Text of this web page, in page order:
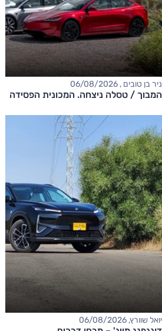
ניר בן טובים , 06/08/2026
המבוך / טסלה ניצחה. המכונית הפסידה
יואל שוורץ, 06/08/2026